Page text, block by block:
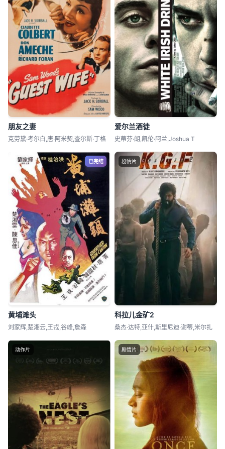
朋友之妻
克劳黛·考尔白,唐·阿米契,查尔斯·丁格
爱尔兰酒徒
史蒂芬·朗,凯伦·阿兰,Joshua T
已完结
黄埔滩头
刘家辉,楚湘云,王戎,谷峰,詹森
剧情片
科拉儿金矿2
桑杰·达特,亚什,斯里尼迪·谢蒂,米尔扎
动作片 剧情片